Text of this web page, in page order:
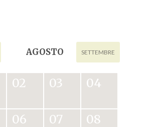
AGOSTO SETTEMBRE
02 03 04
06 07 08